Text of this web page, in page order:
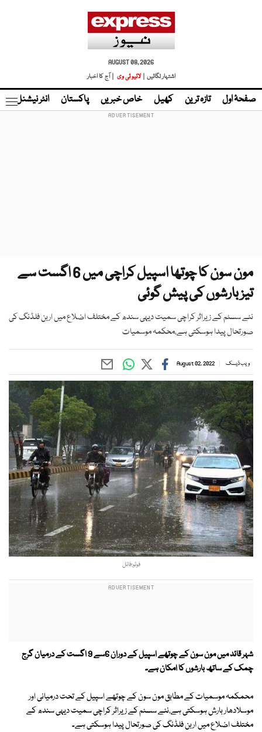
AUGUST 08, 2026
اشتہار لگائیں |
لائیو ٹی وی | آج کا اخبار
صفحۂ اول تازہ ترین کھیل خاص خبریں پاکستان انٹر نیشنل
مون سون کا چوتھا اسپیل کراچی میں 6 اگست سے
تیز بارشوں کی پیش گوئی
نئے سسٹم کے زیراثر کراچی سمیت دیہی سندھ کے مختلف اضلاع میں اربن فلڈنگ کی
صورتحال پیدا ہوسکتی ہے،محکمہ موسمیات
ویب ڈیسک August 02, 2022
فوٹو:فائل
شہر قائد میں مون سون کے چوتھے اسپیل کے دوران 6سے 9 اگست کے درمیان گرج
چمک کے ساتھ بارشوں کا امکان ہے۔
محمکمہ موسمیات کے مطابق مون سون کے چوتھے اسپیل کے تحت درمیانی اور
موسلادھار بارش ہوسکتی ہے،نئے سسٹم کے زیراثر کراچی سمیت دیہی سندھ کے
مختلف اضلاع میں اربن فلڈنگ کی صورتحال پیدا ہوسکتی ہے۔